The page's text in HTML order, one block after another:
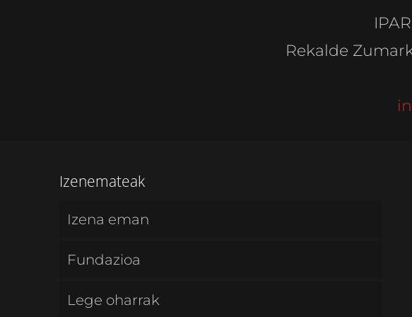
Rekalde
Izenemateak
Izena eman
Fundazioa
Lege oharrak